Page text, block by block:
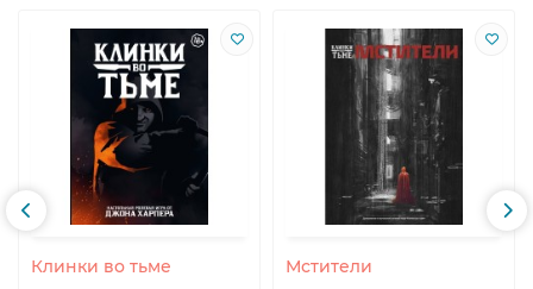
Клинки во тьме Мстители